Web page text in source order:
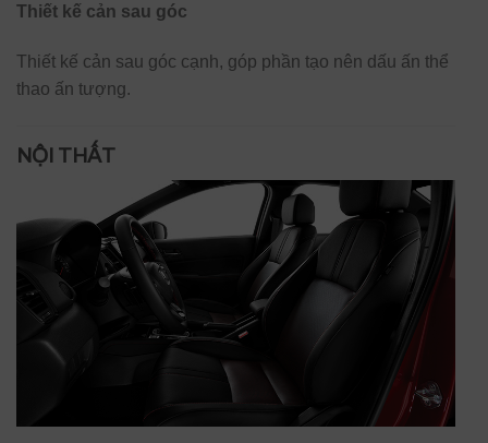
Thiết kế cản sau góc
Thiết kế cản sau góc cạnh, góp phần tạo nên dấu ấn thể
thao ấn tượng.
NỘI THẤT